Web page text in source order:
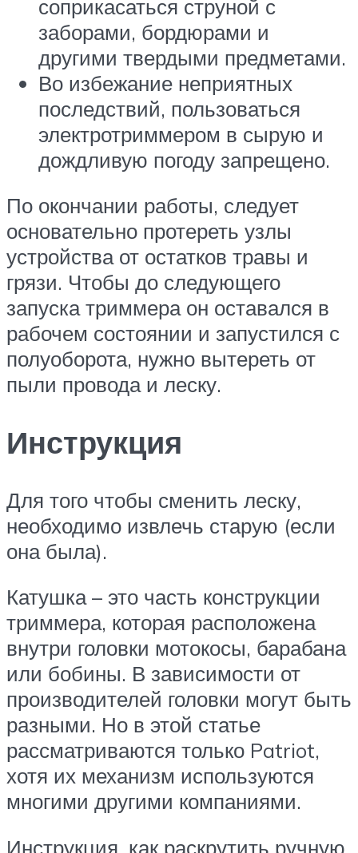
соприкасаться струной с
заборами, бордюрами и
другими твердыми предметами.
Во избежание неприятных
последствий, пользоваться
электротриммером в сырую и
дождливую погоду запрещено.
По окончании работы, следует
основательно протереть узлы
устройства от остатков травы и
грязи. Чтобы до следующего
запуска триммера он оставался в
рабочем состоянии и запустился с
полуоборота, нужно вытереть от
пыли провода и леску.
Инструкция
Для того чтобы сменить леску,
необходимо извлечь старую (если
она была).
Катушка – это часть конструкции
триммера, которая расположена
внутри головки мотокосы, барабана
или бобины. В зависимости от
производителей головки могут быть
разными. Но в этой статье
рассматриваются только Patriot,
хотя их механизм используются
многими другими компаниями.
Инструкция, как раскрутить ручную